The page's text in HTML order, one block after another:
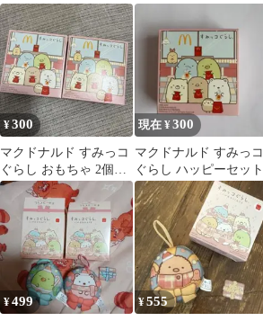
ッピーセット
¥300
マクドナルド すみっコ
ぐらし おもちゃ 2個セ
ット
現在 ¥300
マクドナルド すみっコ
ぐらし ハッピーセット
¥499 ¥555